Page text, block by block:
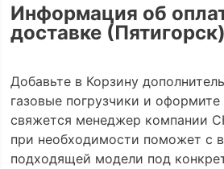
Информация об
доставке (Пятигорск)
Добавьте в Корзину
газовые погрузчики и
свяжется менеджер компании
при необходимости поможет с
подходящей модели под